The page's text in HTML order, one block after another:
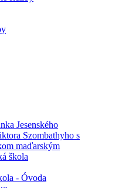
Jesenského
Szombathyho s
maďarským
škola
- Óvoda